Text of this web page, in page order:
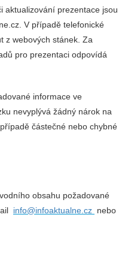
aktualizování prezentace jsou
V případě telefonické
z webových stánek. Za
pro prezentaci odpovídá
informace ve
nevyplývá žádný nárok na
částečné nebo chybné
obsahu požadované
info@infoaktualne.cz nebo